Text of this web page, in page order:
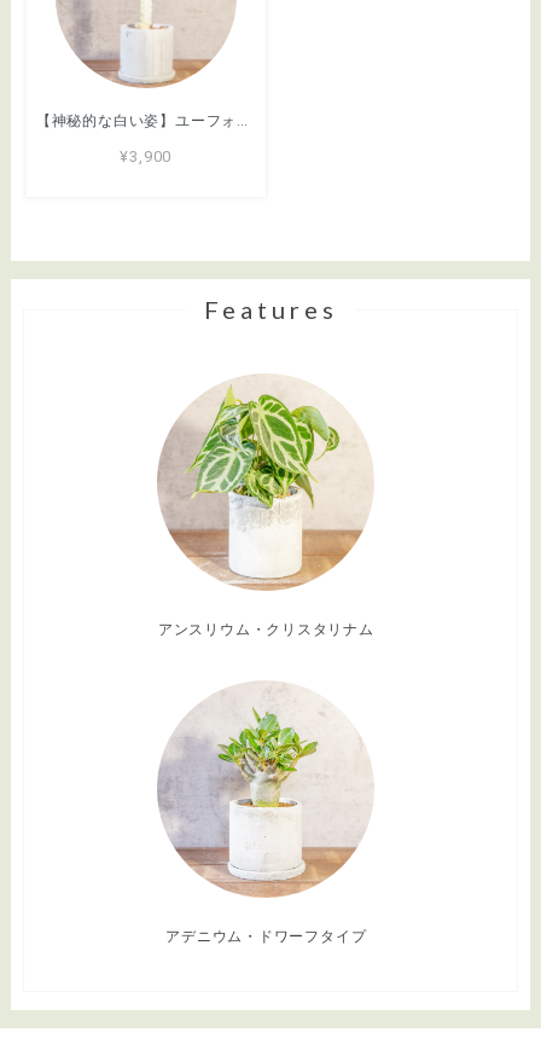
¥3,900
Features
アンスリウム・クリスタリナム
アデニウム・ドワーフタイプ